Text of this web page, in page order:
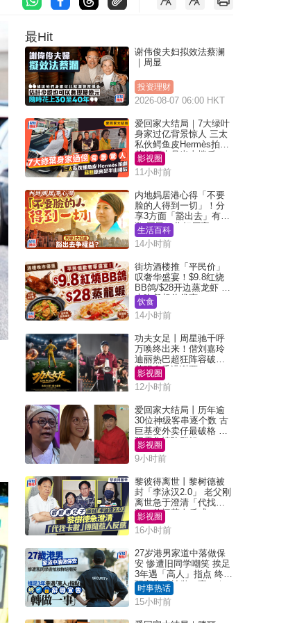
最Hit
谢伟俊夫妇拟效法蔡澜
｜周显
投资理财
2026-08-07 06:00 HKT
爱回家大结局｜7大绿叶
身家过亿背景惊人 三太
私伙鳄鱼皮Hermès拍剧
苏姐原来是半山楼后
影视圈
11小时前
内地妈居港心得「不要
脸的人得到一切」！分
享3方面「豁出去」有著
数 网民：你好厉害
生活百科
14小时前
街坊酒楼推「平民价」
叹奢华盛宴！$9.8红烧
BB鸽/$28开边蒸龙虾 3
大晚餐超值优惠
饮食
14小时前
功夫女足丨周星驰千呼
万唤终出来！偕刘嘉玲
迪丽热巴超狂阵容破天
荒现身香港谢票
影视圈
12小时前
爱回家大结局丨历年逾
30位神级客串逐个数 古
巨基变外卖仔最破格 欧
阳震华情陷群姐
影视圈
9小时前
黎彼得离世丨黎树德被
封「李泳汉2.0」 老父刚
离世急于澄清「代找卡
数」传闻惹人反感
影视圈
16小时前
27岁港男家道中落做保
安 惨遭旧同学嘲笑 挨足
3年遇「高人」指点 终辞
职宣告「转做一事」｜
Juicy叮
时事热话
15小时前